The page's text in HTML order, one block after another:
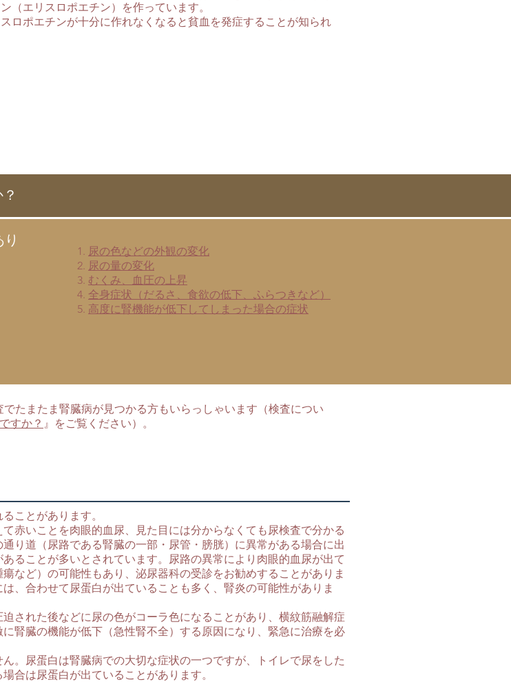
（エリスロポエチン）を作っています。
ロポエチンが十分に作れなくなると貧血を発症することが知られ
尿の色などの外観の変化
尿の量の変化
むくみ、血圧の上昇
全身症状（だるさ、食欲の低下、ふらつきなど）
高度に腎機能が低下してしまった場合の症状
たまたま腎臓病が見つかる方もいらっしゃいます（検査につい
すか？ 』をご覧ください）。
ことがあります。
赤いことを肉眼的血尿、見た目には分からなくても尿検査で分かる
り道（尿路である腎臓の一部・尿管・膀胱）に異常がある場合に出
ることが多いとされています。尿路の異常により肉眼的血尿が出て
など）の可能性もあり、泌尿器科の受診をお勧めすることがありま
、合わせて尿蛋白が出ていることも多く、腎炎の可能性がありま
された後などに尿の色がコーラ色になることがあり、横紋筋融解症
腎臓の機能が低下（急性腎不全）する原因になり、緊急に治療を必
。尿蛋白は腎臓病での大切な症状の一つですが、トイレで尿をした
合は尿蛋白が出ていることがあります。